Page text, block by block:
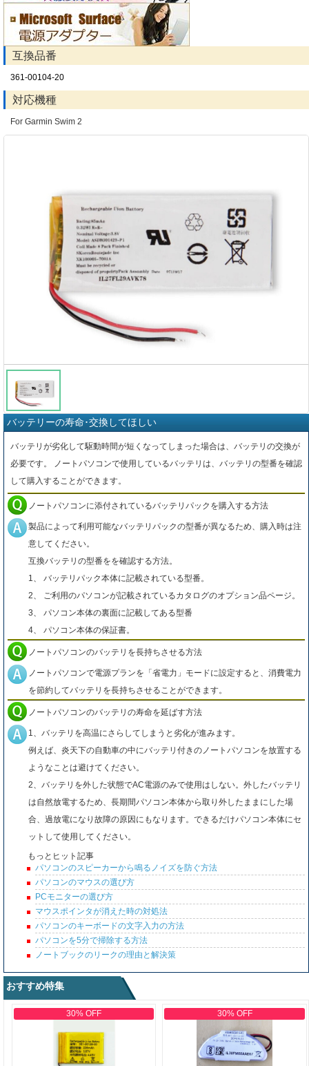
互換品番
361-00104-20
対応機種
For Garmin Swim 2
バッテリーの寿命･交換してほしい
バッテリが劣化して駆動時間が短くなってしまった場合は、バッテリの交換が
必要です。 ノートパソコンで使用しているバッテリは、バッテリの型番を確認
して購入することができます。
ノートパソコンに添付されているバッテリパックを購入する方法
製品によって利用可能なバッテリパックの型番が異なるため、購入時は注
意してください。
互換バッテリの型番をを確認する方法。
1、 バッテリパック本体に記載されている型番。
2、 ご利用のパソコンが記載されているカタログのオプション品ページ。
3、 パソコン本体の裏面に記載してある型番
4、 パソコン本体の保証書。
ノートパソコンのバッテリを長持ちさせる方法
ノートパソコンで電源プランを「省電力」モードに設定すると、消費電力
を節約してバッテリを長持ちさせることができます。
ノートパソコンのバッテリの寿命を延ばす方法
1、バッテリを高温にさらしてしまうと劣化が進みます。
例えば、炎天下の自動車の中にバッテリ付きのノートパソコンを放置する
ようなことは避けてください。
2、バッテリを外した状態でAC電源のみで使用はしない。外したバッテリ
は自然放電するため、長期間パソコン本体から取り外したままにした場
合、過放電になり故障の原因にもなります。できるだけパソコン本体にセ
ットして使用してください。
もっとヒット記事
パソコンのスピーカーから鳴るノイズを防ぐ方法
パソコンのマウスの選び方
PCモニターの選び方
マウスポインタが消えた時の対処法
パソコンのキーボードの文字入力の方法
パソコンを5分で掃除する方法
ノートブックのリークの理由と解決策
おすすめ特集
30% OFF 30% OFF